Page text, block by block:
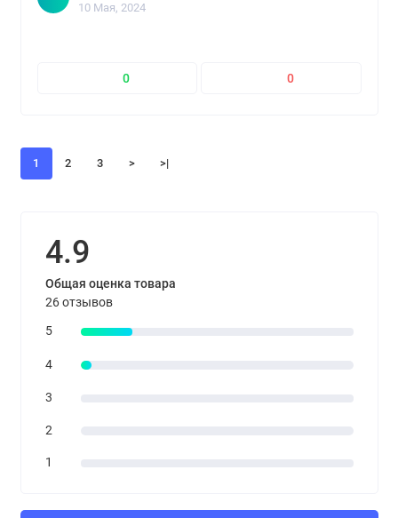
10 Мая, 2024
0 0
1 2 3 > >|
4.9
Общая оценка товара
26 отзывов
5
4
3
2
1